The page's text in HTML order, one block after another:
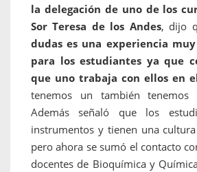
la delegación de uno de los
Sor Teresa de los Andes, dijo
dudas es una experiencia
para los estudiantes ya que
que uno trabaja con ellos en
tenemos un también tenemos
Además señaló que los
instrumentos y tienen una
pero ahora se sumó el contacto
docentes de Bioquímica y